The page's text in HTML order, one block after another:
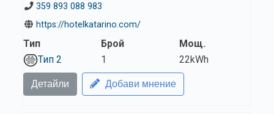
359 893 088 983
https://hotelkatarino.com/
Тип
Тип 2
Брой
1
Мощ.
22kWh
Детайли Добави мнение